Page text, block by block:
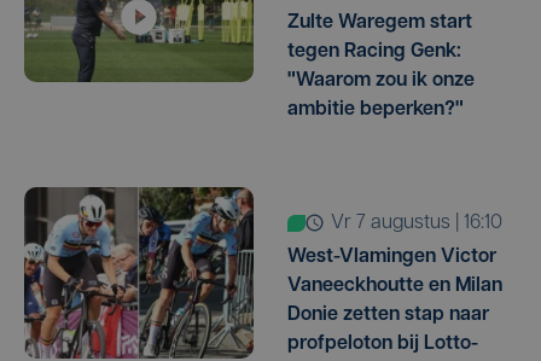
Zulte Waregem start
tegen Racing Genk:
"Waarom zou ik onze
ambitie beperken?"
vr 7 augustus | 16:10
West-Vlamingen Victor
Vaneeckhoutte en Milan
Donie zetten stap naar
profpeloton bij Lotto-